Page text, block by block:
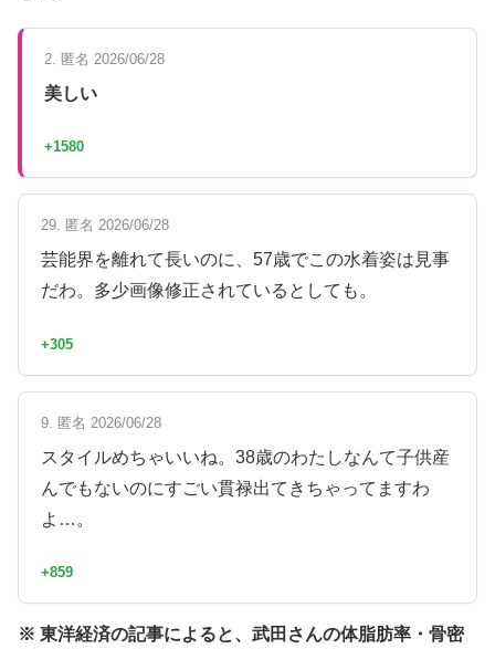
2. 匿名 2026/06/28
美しい
+1580
29. 匿名 2026/06/28
芸能界を離れて長いのに、57歳でこの水着姿は見事
だわ。多少画像修正されているとしても。
+305
9. 匿名 2026/06/28
スタイルめちゃいいね。38歳のわたしなんて子供産
んでもないのにすごい貫禄出てきちゃってますわ
よ…。
+859
※ 東洋経済の記事によると、武田さんの体脂肪率・骨密